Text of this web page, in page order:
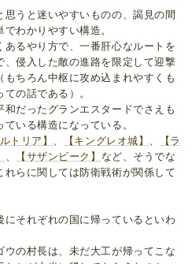
うと迷いやすいものの、謁見の間
わかりやすい構造。
あるやり方で、一番肝心なルートを
、侵入した敵の進路を限定して迎撃
ちろん中枢に攻め込まれやすくも
の話である）。
だったグランエスタードでさえも
いる構造になっている。
トリア】 【キングレオ城】
【ラ
【サザンビーク】 など、そうでな
らに関しては防衛戦術が関係して
それぞれの国に帰っているといわ
ウの村長は、未だ大工が帰ってこな